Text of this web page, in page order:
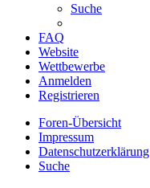
Suche
FAQ
Website
Wettbewerbe
Anmelden
Registrieren
Foren-Übersicht
Impressum
Datenschutzerklärung
Suche